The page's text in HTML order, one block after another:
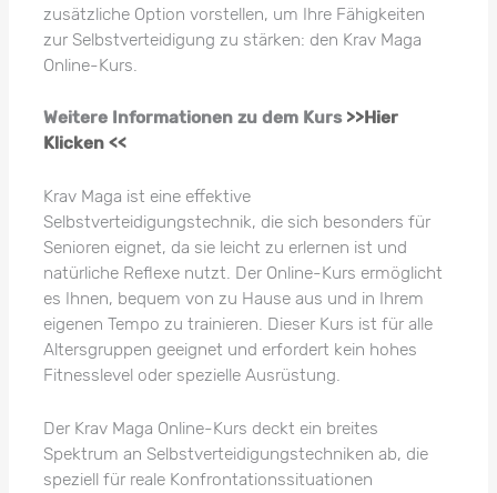
zusätzliche Option vorstellen, um Ihre Fähigkeiten
zur Selbstverteidigung zu stärken: den Krav Maga
Online-Kurs.
Weitere Informationen zu dem Kurs >>Hier
Klicken <<
Krav Maga ist eine effektive
Selbstverteidigungstechnik, die sich besonders für
Senioren eignet, da sie leicht zu erlernen ist und
natürliche Reflexe nutzt. Der Online-Kurs ermöglicht
es Ihnen, bequem von zu Hause aus und in Ihrem
eigenen Tempo zu trainieren. Dieser Kurs ist für alle
Altersgruppen geeignet und erfordert kein hohes
Fitnesslevel oder spezielle Ausrüstung.
Der Krav Maga Online-Kurs deckt ein breites
Spektrum an Selbstverteidigungstechniken ab, die
speziell für reale Konfrontationssituationen